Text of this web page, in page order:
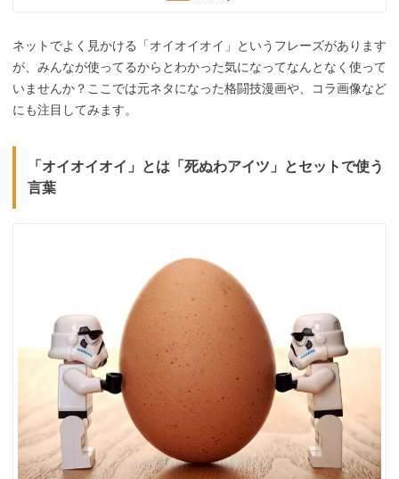
ネットでよく見かける「オイオイオイ」というフレーズがあります
が、みんなが使ってるからとわかった気になってなんとなく使って
いませんか？ここでは元ネタになった格闘技漫画や、コラ画像など
にも注目してみます。
「オイオイオイ」とは「死ぬわアイツ」とセットで使う
言葉